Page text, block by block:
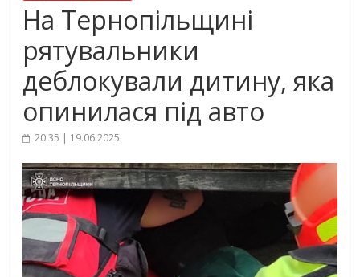
На Тернопільщині
рятувальники
деблокували дитину, яка
опинилася під авто
20:35 | 19.06.2025